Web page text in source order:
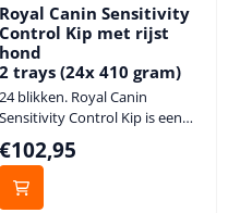
Royal Canin Sensitivity
Control Kip met rijst
hond
2 trays (24x 410 gram)
24 blikken. Royal Canin
Sensitivity Control Kip is een
samengesteld ter ondersteuning
van de behandeling bij
voedselallergie of
Prijs: 102,95
€102,95